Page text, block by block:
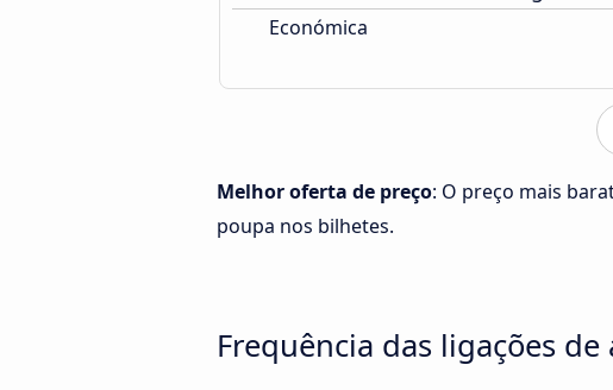
Económica
Melhor oferta de preço: O preço mais
poupa nos bilhetes.
Frequência das ligações